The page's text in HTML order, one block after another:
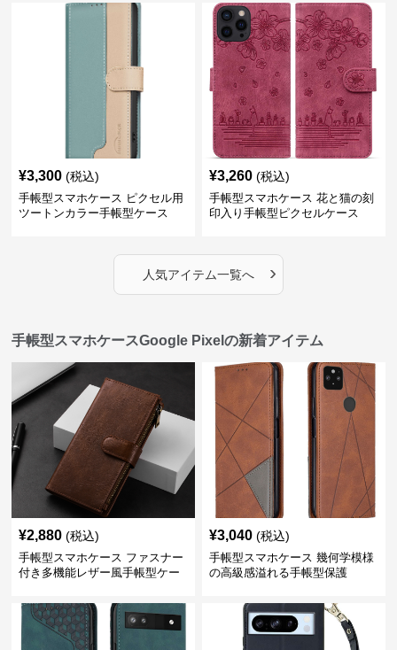
¥3,300 (税込)
手帳型スマホケース ピクセル用
ツートンカラー手帳型ケース
¥3,260 (税込)
手帳型スマホケース 花と猫の刻
印入り手帳型ピクセルケース
人気アイテム一覧へ ›
手帳型スマホケースGoogle Pixelの新着アイテム
¥2,880 (税込)
手帳型スマホケース ファスナー
付き多機能レザー風手帳型ケー
¥3,040 (税込)
手帳型スマホケース 幾何学模様
の高級感溢れる手帳型保護